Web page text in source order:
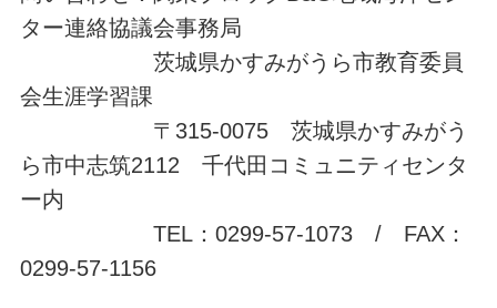
ター連絡協議会事務局
茨城県かすみがうら市教育委員
会生涯学習課
〒315-0075 茨城県かすみがう
ら市中志筑2112 千代田コミュニティセンタ
ー内
TEL：0299-57-1073 / FAX：
0299-57-1156